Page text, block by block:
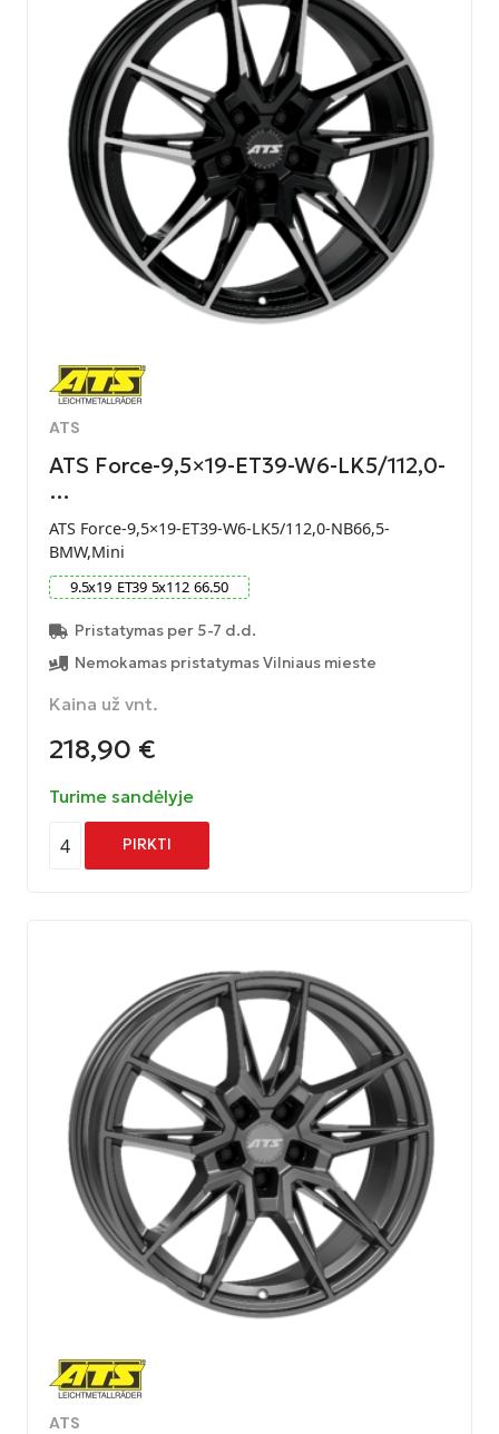
ATS
ATS Force-9,5×19-ET39-W6-LK5/112,0-
…
ATS Force-9,5×19-ET39-W6-LK5/112,0-NB66,5-
BMW,Mini
9.5x19 ET39 5x112 66.50
Pristatymas per 5-7 d.d.
Nemokamas pristatymas Vilniaus mieste
Kaina už vnt.
218,90 €
Turime sandėlyje
4 PIRKTI
ATS